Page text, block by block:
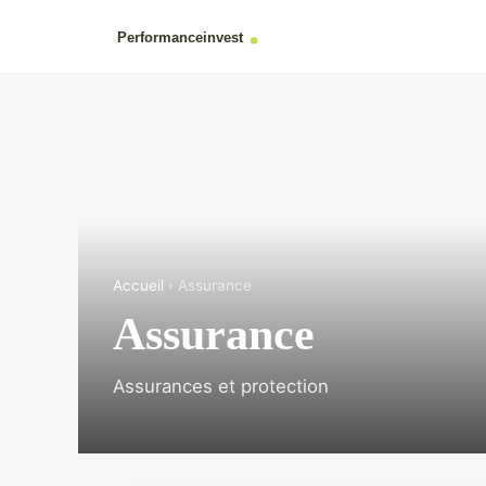
Accueil › Assurance
Assurance
Assurances et protection